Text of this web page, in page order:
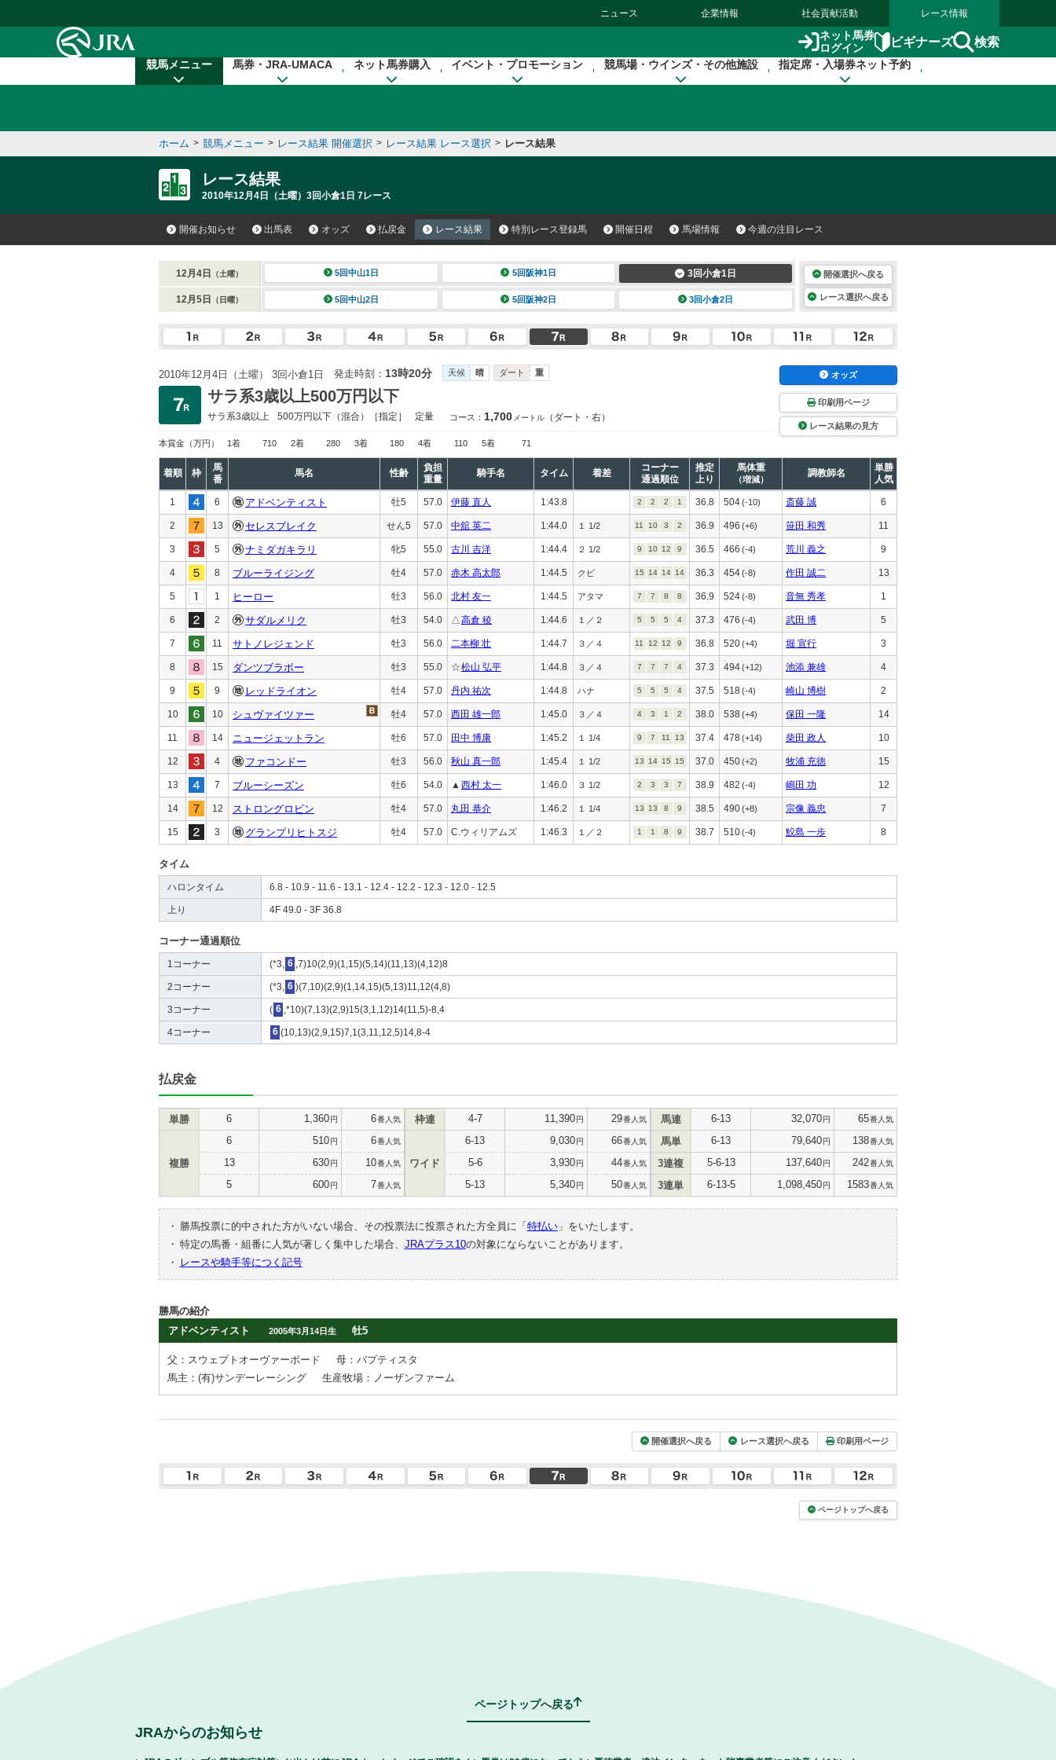
ニュース 企業情報 社会貢献活動 レース情報
ネット馬券
ログイン
ビギナーズ 検索
競馬メニュー 馬券・JRA-UMACA ネット馬券購入 イベント・プロモーション 競馬場・ウインズ・その他施設 指定席・入場券ネット予約
ホーム > 競馬メニュー > レース結果 開催選択 > レース結果 レース選択 > レース結果
レース結果
2010年12月4日（土曜）3回小倉1日 7レース
開催お知らせ 出馬表 オッズ 払戻金 レース結果 特別レース登録馬 開催日程 馬場情報 今週の注目レース
12月4日 （土曜） 5回中山1日 5回阪神1日 3回小倉1日
12月5日 （日曜） 5回中山2日 5回阪神2日 3回小倉2日
開催選択へ戻る
レース選択へ戻る
2010年12月4日（土曜） 3回小倉1日 発走時刻： 13時20分 天候 晴 ダート 重
サラ系3歳以上500万円以下
サラ系3歳以上 500万円以下 （混合）［指定］ 定量 コース： 1,700 メートル （ダート・右）
本賞金 （万円） 1着 710 2着 280 3着 180 4着 110 5着 71
オッズ
印刷用ページ
レース結果の見方
着順 枠
馬
番
馬名 性齢
負担
重量
騎手名 タイム 着差
コーナー
通過順位
推定
上り
馬体重
（増減）
調教師名
単勝
人気
1 6 アドベンティスト 牡5 57.0 伊藤 直人 1:43.8 2 2 2 1 36.8 504(-10) 斎藤 誠 6
2 13 セレスブレイク せん5 57.0 中舘 英二 1:44.0 １ 1/2 11 10 3 2 36.9 496 (+6) 笹田 和秀 11
3 5 ナミダガキラリ 牝5 55.0 古川 吉洋 1:44.4 ２ 1/2 9 10 12 9 36.5 466 (-4) 荒川 義之 9
4 8 ブルーライジング 牡4 57.0 赤木 高太郎 1:44.5 クビ 15 14 14 14 36.3 454(-8) 作田 誠二 13
5 1 ヒーロー 牡3 56.0 北村 友一 1:44.5 アタマ 7 7 8 8 36.9 524(-8) 音無 秀孝 1
6 2 サダルメリク 牡3 54.0 △高倉 稜 1:44.6 １／２ 5 5 5 4 37.3 476 (-4) 武田 博 5
7 11 サトノレジェンド 牡3 56.0 二本柳 壮 1:44.7 ３／４ 11 12 12 9 36.8 520(+4) 堀 宣行 3
8 15 ダンツブラボー 牡3 55.0 ☆松山 弘平 1:44.8 ３／４ 7 7 7 4 37.3 494(+12) 池添 兼雄 4
9 9 レッドライオン 牡4 57.0 丹内 祐次 1:44.8 ハナ 5 5 5 4 37.5 518(-4) 崎山 博樹 2
10 10 シュヴァイツァー 牡4 57.0 西田 雄一郎 1:45.0 ３／４ 4 3 1 2 38.0 538 (+4) 保田 一隆 14
11 14 ニュージェットラン 牡6 57.0 田中 博康 1:45.2 １ 1/4 9 7 11 13 37.4 478(+14) 柴田 政人 10
12 4 ファコンドー 牡3 56.0 秋山 真一郎 1:45.4 １ 1/2 13 14 15 15 37.0 450(+2) 牧浦 充徳 15
13 7 ブルーシーズン 牡6 54.0 ▲ 西村 太一 1:46.0 ３ 1/2 2 3 3 7 38.9 482 (-4) 嶋田 功 12
14 12 ストロングロビン 牡4 57.0 丸田 恭介 1:46.2 １ 1/4 13 13 8 9 38.5 490(+8) 宗像 義忠 7
15 3 グランプリヒトスジ 牡4 57.0 C.ウィリアムズ 1:46.3 １／２ 1 1 8 9 38.7 510(-4) 鮫島 一歩 8
タイム
ハロンタイム 6.8 - 10.9 - 11.6 - 13.1 - 12.4 - 12.2 - 12.3 - 12.0 - 12.5
上り 4F 49.0 - 3F 36.8
コーナー通過順位
1コーナー (*3, 6 ,7)10(2,9)(1,15)(5,14)(11,13)(4,12)8
2コーナー (*3, 6 )(7,10)(2,9)(1,14,15)(5,13)11,12(4,8)
3コーナー ( 6 ,*10)(7,13)(2,9)15(3,1,12)14(11,5)-8,4
4コーナー 6 (10,13)(2,9,15)7,1(3,11,12,5)14,8-4
払戻金
単勝 6 1,360円 6番人気
複勝
6 510円 6番人気
13 630円 10番人気
5 600円 7番人気
枠連 4-7 11,390円 29番人気
ワイド
6-13 9,030円 66番人気
5-6 3,930円 44番人気
5-13 5,340円 50番人気
馬連 6-13 32,070円 65番人気
馬単 6-13 79,640円 138番人気
3連複 5-6-13 137,640円 242番人気
3連単 6-13-5 1,098,450円 1583番人気
・ 勝馬投票に的中された方がいない場合、その投票法に投票された方全員に「 特払い」をいたします。
・ 特定の馬番・組番に人気が著しく集中した場合、 JRAプラス10の対象にならないことがあります。
・
レースや騎手等につく記号
勝馬の紹介
アドベンティスト
2005年3月14日生 牡5
父：スウェプトオーヴァーボード
母：バプティスタ
馬主：(有)サンデーレーシング
生産牧場：ノーザンファーム
開催選択へ戻る レース選択へ戻る 印刷用ページ
ページトップへ戻る
ページトップへ戻る
JRAからのお知らせ